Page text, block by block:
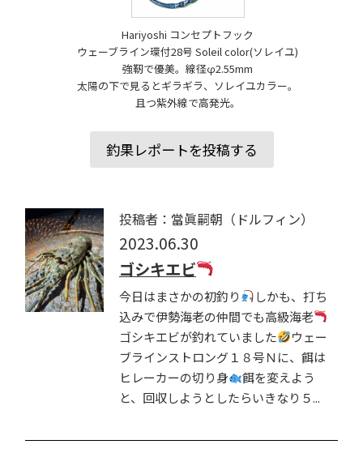
Hariyoshi コンセプトフック
ウェーブライン環付28号 Soleil color(ソレイユ)
強靭で優美。線径φ2.55mm
太陽の下で見るとギラギラ、ソレイユカラー。
且つ紫外線で高発光。
釣果レポートを投稿する
投稿者：當眞嗣朝（ドルフィン）
2023.06.30
ゴシキエビ
今日はまさかの初釣り
しかも、打ち
込みで伊勢海老の仲間でも高級海老
ゴシキエビが釣れていました
ウェー
ブラインストロング１８号Ｎに、餌は
ヒレーカーの切り身
餌を変えよう
と、回収しようとしたらいきなり５...